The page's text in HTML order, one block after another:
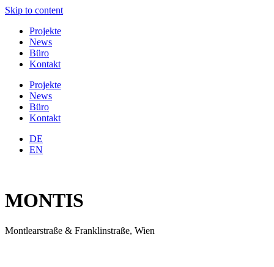
Skip to content
Projekte
News
Büro
Kontakt
Projekte
News
Büro
Kontakt
DE
EN
MONTIS
Montlearstraße & Franklinstraße, Wien